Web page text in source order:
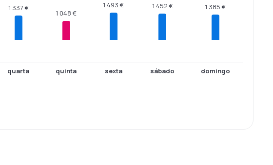
1 337 €
quarta
1 048 €
quinta
1 493 €
sexta
1 452 €
sábado
1 385 €
domingo